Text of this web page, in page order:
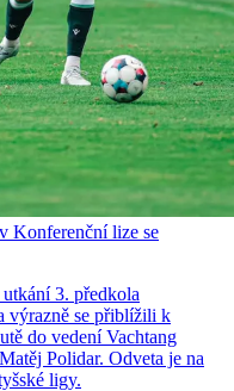
Konferenční lize se
3. předkola
výrazně se přiblížili k
do vedení Vachtang
Polidar. Odveta je na
ligy.